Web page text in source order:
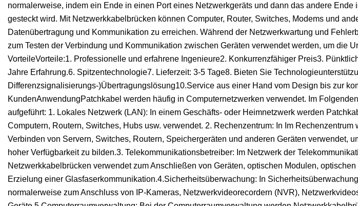
normalerweise, indem ein Ende in einen Port eines Netzwerkgeräts und dann das andere Ende
gesteckt wird. Mit Netzwerkkabelbrücken können Computer, Router, Switches, Modems und
Datenübertragung und Kommunikation zu erreichen. Während der Netzwerkwartung und
zum Testen der Verbindung und Kommunikation zwischen Geräten verwendet werden, um die
VorteileVorteile:1. Professionelle und erfahrene Ingenieure2. Konkurrenzfähiger Preis3.
Jahre Erfahrung.6. Spitzentechnologie7. Lieferzeit: 3-5 Tage8. Bieten Sie
Differenzsignalisierungs-)Übertragungslösung10.Service aus einer Hand vom Design bis zur
KundenAnwendungPatchkabel werden häufig in Computernetzwerken verwendet. Im
aufgeführt: 1. Lokales Netzwerk (LAN): In einem Geschäfts- oder Heimnetzwerk werden
Computern, Routern, Switches, Hubs usw. verwendet. 2. Rechenzentrum: In Im
Verbinden von Servern, Switches, Routern, Speichergeräten und anderen Geräten verwendet,
hoher Verfügbarkeit zu bilden.3. Telekommunikationsbetreiber: Im Netzwerk der
Netzwerkkabelbrücken verwendet zum Anschließen von Geräten, optischen Modulen,
Erzielung einer Glasfaserkommunikation.4.Sicherheitsüberwachung: In
normalerweise zum Anschluss von IP-Kameras, Netzwerkvideorecordern (NVR),